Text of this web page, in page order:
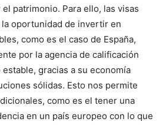
patrimonio. Para ello, las visas
oportunidad de invertir en
como es el caso de España,
por la agencia de calificación
gracias a su economía
sólidas. Esto nos permite
como es el tener una
en un país europeo con lo que